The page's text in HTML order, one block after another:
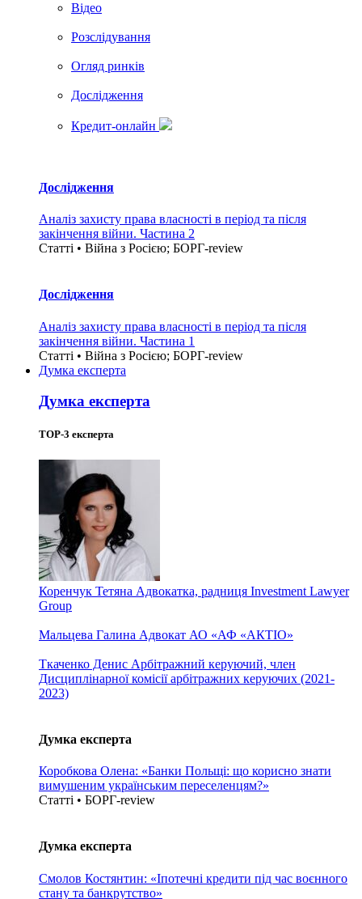
Вiдео
Розслідування
Огляд ринків
Дослідження
Кредит-онлайн
Дослідження
Аналіз захисту права власності в період та після
закінчення війни. Частина 2
Статті • Війна з Росією; БОРГ-review
Дослідження
Аналіз захисту права власності в період та після
закінчення війни. Частина 1
Статті • Війна з Росією; БОРГ-review
Думка експерта
Думка експерта
TOP-3 експерта
Коренчук Тетяна Адвокатка, радниця Investment Lawyer
Group
Мальцева Галина Адвокат АО «АФ «АКТІО»
Ткаченко Денис Арбітражний керуючий, член
Дисциплінарної комісії арбітражних керуючих (2021-
2023)
Думка експерта
Коробкова Олена: «Банки Польщі: що корисно знати
вимушеним українським переселенцям?»
Статті • БОРГ-review
Думка експерта
Смолов Костянтин: «Іпотечні кредити під час воєнного
стану та банкрутство»